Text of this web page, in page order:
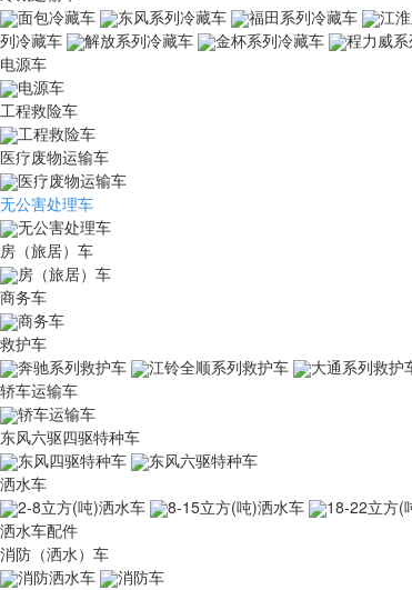
面包冷藏车
东风系列冷藏车 福田系列冷藏车 江
列冷藏车
解放系列冷藏车 金杯系列冷藏车 程力威
电源车
电源车
工程救险车
工程救险车
医疗废物运输车
医疗废物运输车
无公害处理车
无公害处理车
房（旅居）车
房（旅居）车
商务车
商务车
救护车
奔驰系列救护车
江铃全顺系列救护车 大通系列救护
轿车运输车
轿车运输车
东风六驱四驱特种车
东风四驱特种车
东风六驱特种车
洒水车
2-8立方(吨)洒水车
8-15立方(吨)洒水车 18-22立方(
洒水车配件
消防（洒水）车
消防洒水车
消防车